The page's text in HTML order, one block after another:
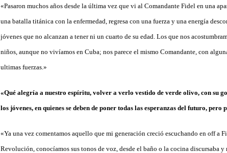
«Pasaron muchos años desde la última vez que vi al Comandante Fidel en una
una batalla titánica con la enfermedad, regresa con una fuerza y una energía
jóvenes que no alcanzan a tener ni un cuarto de su edad. Los que nos
niños, aunque no vivíamos en Cuba; nos parece el mismo Comandante, con
ultimas fuerzas.»
«Qué alegría a nuestro espíritu, volver a verlo vestido de verde olivo, con su
los jóvenes, en quienes se deben de poner todas las esperanzas del futuro,
«Ya una vez comentamos aquello que mi generación creció escuchando en off a
Revolución, conocíamos sus tonos de voz, desde el baño o la cocina discursaba